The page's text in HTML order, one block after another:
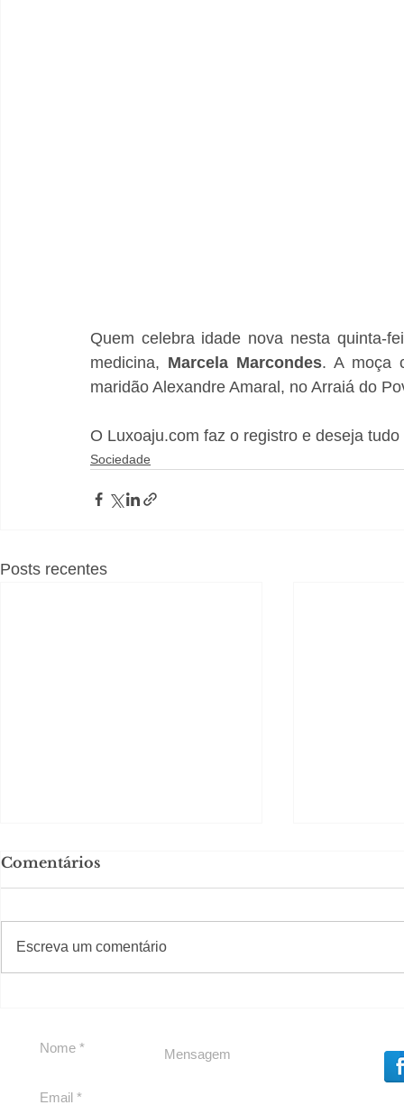
Quem celebra idade nova nesta quinta-
medicina, Marcela Marcondes. A moça
maridão Alexandre Amaral, no Arraiá do
O Luxoaju.com faz o registro e deseja
Sociedade
Posts recentes
Comentários
Escreva um comentário
#Sugestões